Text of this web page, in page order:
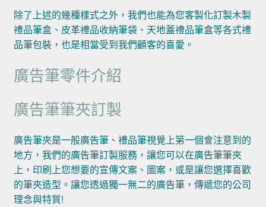
除了上述的幾種樣式之外，我們也能為您客製化訂製木製
禮品筆盒、皮革禮品收納筆袋、天地蓋禮品筆盒等各式禮
品筆包裝，也是相當受到我們顧客的喜愛。
廣告筆零件介紹
廣告筆筆夾訂製
廣告筆夾是一般廣告筆、禮品筆視覺上第一個會注意到的
地方，我們的廣告筆訂製服務，讓您可以在廣告筆筆夾
上，印刷上您想要的宣傳文案、圖案，或是讓您選擇喜歡
的筆夾造型。讓您透過獨一無二的廣告筆，傳遞您的公司
理念與特質!